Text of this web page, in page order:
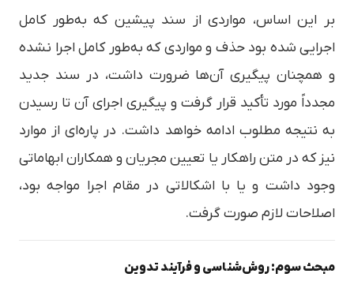
بر این اساس، مواردی از سند پیشین که به‌طور کامل
اجرایی شده بود حذف و مواردی که به‌طور کامل اجرا نشده
و همچنان پیگیری آن‌ها ضرورت داشت، در سند جدید
مجدداً مورد تأکید قرار گرفت و پیگیری اجرای آن تا رسیدن
به نتیجه مطلوب ادامه خواهد داشت. در پاره‌ای از موارد
نیز که در متن راهکار یا تعیین مجریان و همکاران ابهاماتی
وجود داشت و یا با اشکالاتی در مقام اجرا مواجه بود،
اصلاحات لازم صورت گرفت.
مبحث سوم: روش‌شناسی و فرآیند تدوین